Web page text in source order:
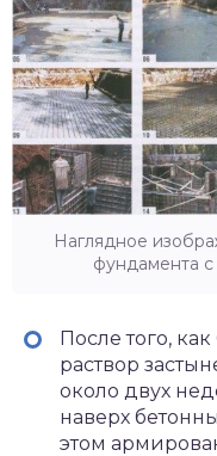
Наглядное
фундамента
После того,
раствор
около двух
наверх
этом